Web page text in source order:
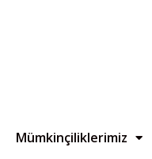
Mümkinçiliklerimiz